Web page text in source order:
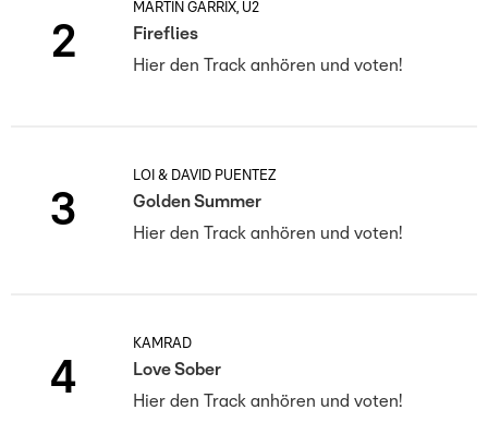
2
MARTIN GARRIX, U2
Fireflies
Hier den Track anhören und voten!
3
LOI & DAVID PUENTEZ
Golden Summer
Hier den Track anhören und voten!
4
KAMRAD
Love Sober
Hier den Track anhören und voten!